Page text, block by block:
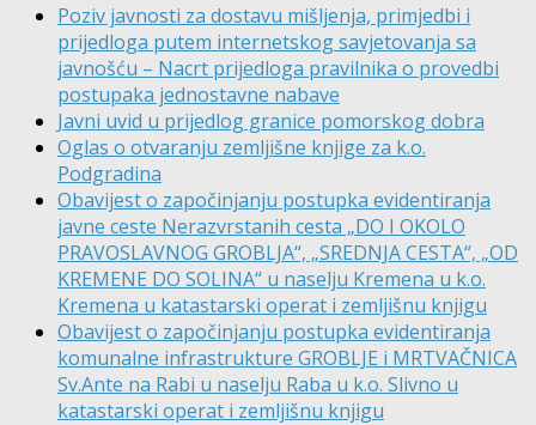
Poziv javnosti za dostavu mišljenja, primjedbi i
prijedloga putem internetskog savjetovanja sa
javnošću – Nacrt prijedloga pravilnika o provedbi
postupaka jednostavne nabave
Javni uvid u prijedlog granice pomorskog dobra
Oglas o otvaranju zemljišne knjige za k.o.
Podgradina
Obavijest o započinjanju postupka evidentiranja
javne ceste Nerazvrstanih cesta „DO I OKOLO
PRAVOSLAVNOG GROBLJA“, „SREDNJA CESTA“, „OD
KREMENE DO SOLINA“ u naselju Kremena u k.o.
Kremena u katastarski operat i zemljišnu knjigu
Obavijest o započinjanju postupka evidentiranja
komunalne infrastrukture GROBLJE i MRTVAČNICA
Sv.Ante na Rabi u naselju Raba u k.o. Slivno u
katastarski operat i zemljišnu knjigu